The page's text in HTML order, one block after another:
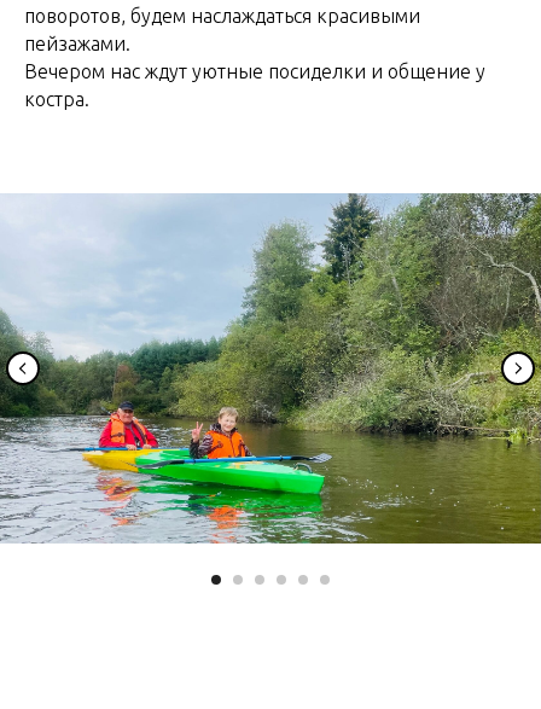
поворотов, будем наслаждаться красивыми
пейзажами.
Вечером нас ждут уютные посиделки и общение у
костра.